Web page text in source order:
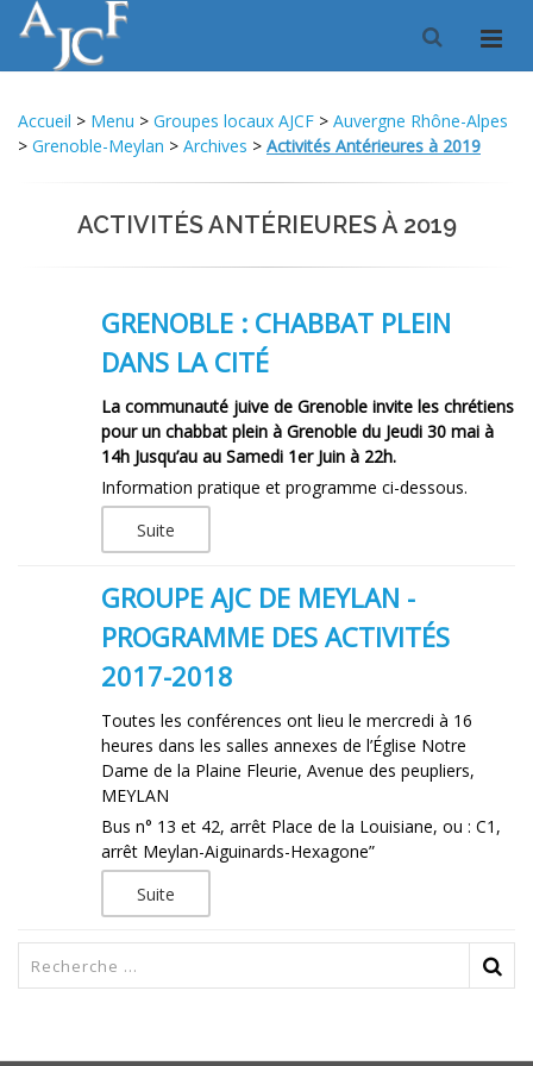
Accueil > Menu > Groupes locaux AJCF > Auvergne Rhône-Alpes
> Grenoble-Meylan > Archives > Activités Antérieures à 2019
ACTIVITÉS ANTÉRIEURES À 2019
GRENOBLE : CHABBAT PLEIN
DANS LA CITÉ
La communauté juive de Grenoble invite les chrétiens
pour un chabbat plein à Grenoble du Jeudi 30 mai à
14h Jusqu’au au Samedi 1er Juin à 22h.
Information pratique et programme ci-dessous.
Suite
GROUPE AJC DE MEYLAN -
PROGRAMME DES ACTIVITÉS
2017-2018
Toutes les conférences ont lieu le mercredi à 16
heures dans les salles annexes de l’Église Notre
Dame de la Plaine Fleurie, Avenue des peupliers,
MEYLAN
Bus n° 13 et 42, arrêt Place de la Louisiane, ou : C1,
arrêt Meylan-Aiguinards-Hexagone”
Suite